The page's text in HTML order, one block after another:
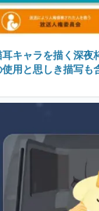
耳キャラを描く深
用と思しき描写